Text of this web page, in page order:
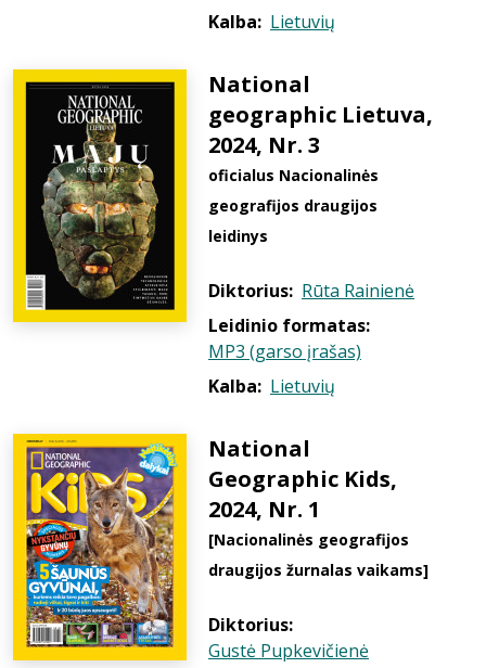
Kalba: Lietuvių
National
geographic Lietuva,
2024, Nr. 3
oficialus Nacionalinės
geografijos draugijos
leidinys
Diktorius: Rūta Rainienė
Leidinio formatas:
MP3 (garso įrašas)
Kalba: Lietuvių
National
Geographic Kids,
2024, Nr. 1
[Nacionalinės geografijos
draugijos žurnalas vaikams]
Diktorius:
Gustė Pupkevičienė